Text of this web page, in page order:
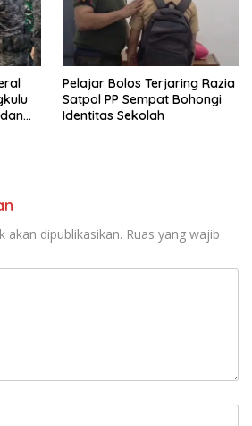
Pelajar Bolos Terjaring Razia
Satpol PP Sempat Bohongi
Identitas Sekolah
akan dipublikasikan. Ruas yang wajib